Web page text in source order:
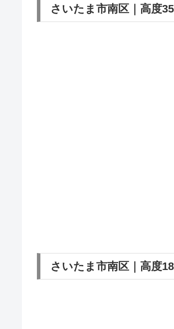
さいたま市南区｜高度
さいたま市南区｜高度